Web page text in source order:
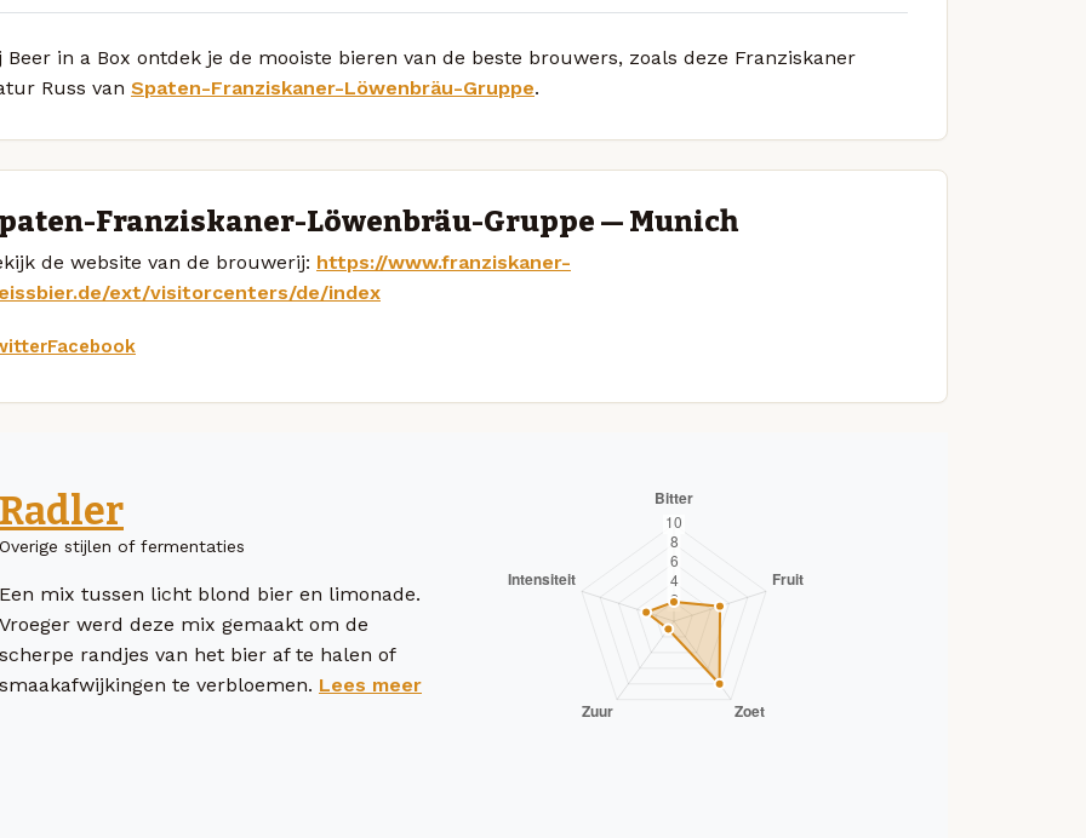
Beer in a Box ontdek je de mooiste bieren van de beste brouwers, zoals deze Franziskaner
Russ van Spaten-Franziskaner-Löwenbräu-Gruppe.
Franziskaner-Löwenbräu-Gruppe — Munich
de website van de brouwerij: https://www.franziskaner-
ext/visitorcenters/de/index
Facebook
Radler
Overige stijlen of fermentaties
Een mix tussen licht blond bier en limonade.
Vroeger werd deze mix gemaakt om de
scherpe randjes van het bier af te halen of
smaakafwijkingen te verbloemen. Lees meer